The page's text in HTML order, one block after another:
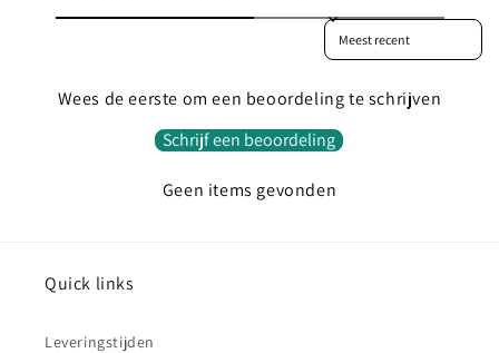
Sort reviews by
Wees de eerste om een beoordeling te schrijven
Schrijf een beoordeling
Geen items gevonden
Quick links
Leveringstijden